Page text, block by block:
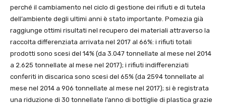
perché il cambiamento nel ciclo di gestione dei rifiuti e di tutela
dell’ambiente degli ultimi anni è stato importante. Pomezia già
raggiunge ottimi risultati nel recupero dei materiali attraverso la
raccolta differenziata arrivata nel 2017 al 66%: i rifiuti totali
prodotti sono scesi del 14% (da 3.047 tonnellate al mese nel 2014
a 2.625 tonnellate al mese nel 2017); i rifiuti indifferenziati
conferiti in discarica sono scesi del 65% (da 2594 tonnellate al
mese nel 2014 a 906 tonnellate al mese nel 2017); si è registrata
una riduzione di 30 tonnellate l’anno di bottiglie di plastica grazie